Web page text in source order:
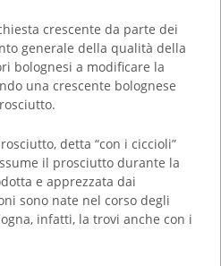
crescente da parte dei
generale della qualità della
bolognesi a modificare la
una crescente bolognese
detta “con i ciccioli”
il prosciutto durante la
e apprezzata dai
sono nate nel corso degli
infatti, la trovi anche con i